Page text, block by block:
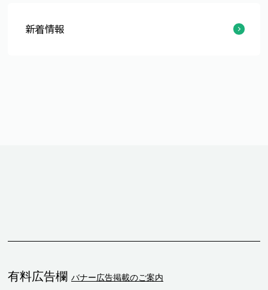
新着情報
有料広告欄 バナー広告掲載のご案内